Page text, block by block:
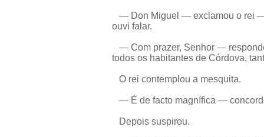
— Don Miguel — exclamou o rei —
ouvi falar.
— Com prazer, Senhor —
todos os habitantes de Córdova,
O rei contemplou a mesquita.
— É de facto magnífica —
Depois suspirou.